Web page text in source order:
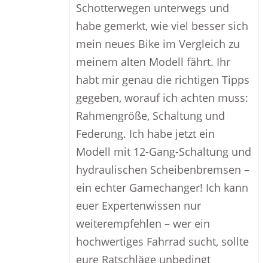
Schotterwegen unterwegs und
habe gemerkt, wie viel besser sich
mein neues Bike im Vergleich zu
meinem alten Modell fährt. Ihr
habt mir genau die richtigen Tipps
gegeben, worauf ich achten muss:
Rahmengröße, Schaltung und
Federung. Ich habe jetzt ein
Modell mit 12-Gang-Schaltung und
hydraulischen Scheibenbremsen –
ein echter Gamechanger! Ich kann
euer Expertenwissen nur
weiterempfehlen – wer ein
hochwertiges Fahrrad sucht, sollte
eure Ratschläge unbedingt